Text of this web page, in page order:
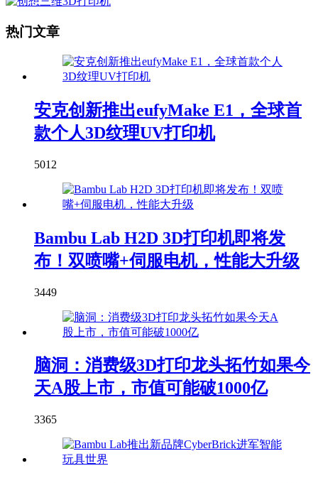
热门文章
安克创新推出eufyMake E1，全球首
款个人3D纹理UV打印机
5012
Bambu Lab H2D 3D打印机即将发
布！双喷嘴+伺服电机，性能大升级
3449
脑洞：消费级3D打印龙头拓竹如果今
天A股上市，市值可能破1000亿
3365